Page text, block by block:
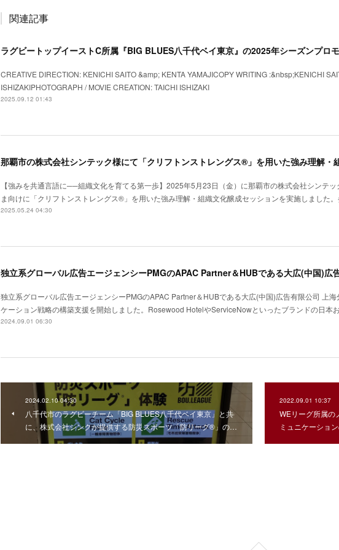
関連記事
ラグビートップイーストC所属『BIG BLUES八千代ベイ東京』の2025年シーズンプロ
CREATIVE DIRECTION: KENICHI SAITO &amp; KENTA YAMAJICOPY WRITING :&nbsp;KENICHI
ISHIZAKIPHOTOGRAPH / MOVIE CREATION: TAICHI ISHIZAKI
2025.09.12 01:43
【強みを共通言語に──組織文化を育てる第一歩】2025年5月23日（金）に那覇市の株式会社シンテ
ま向けに「クリフトンストレングス®」を用いた強み理解・組織文化醸成セッションを実施しました
2025.05.24 04:30
独立系グローバル広告エージェンシーPMGのAPAC Partner＆HUBである大広(中国)広告有限公司 上
ケーション戦略の構築支援を開始しました。Rosewood HotelやServiceNowといったブランドの日本
2024.09.01 06:30
2024.02.10 04:30
八千代市のラグビーチーム「BIG BLUES八千代ベイ東京」と共
に、株式会社シンクが提供する防災スポーツ「防リーグ®」の…
2022.09.01 10:37
WEリーグ所属の
ミュニケーショ